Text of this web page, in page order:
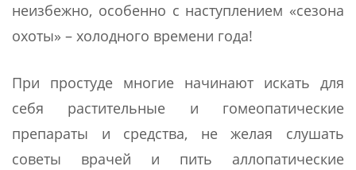
неизбежно, особенно с наступлением «сезона
охоты» – холодного времени года!
При простуде многие начинают искать для
себя растительные и гомеопатические
препараты и средства, не желая слушать
советы врачей и пить аллопатические